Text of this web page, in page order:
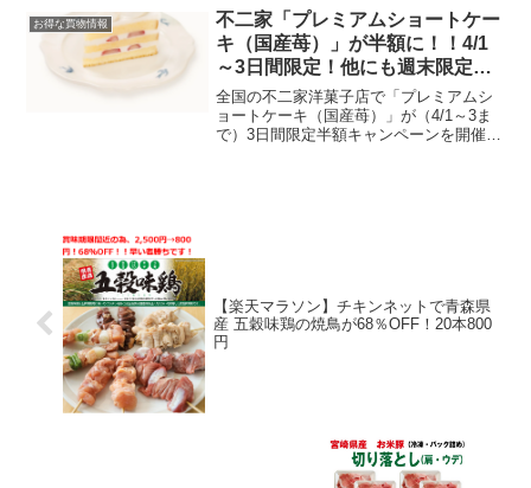
成分と、ヒアルロン酸、コラーゲンなど7
種の機能成...
お得な買物情報
不二家「プレミアムショートケー
キ（国産苺）」が半額に！！4/1
～3日間限定！他にも週末限定価
格のケーキも
全国の不二家洋菓子店で「プレミアムシ
ョートケーキ（国産苺）」が（4/1～3ま
で）3日間限定半額キャンペーンを開催し
【楽天マラソン】チキンネットで青森県
産 五穀味鶏の焼鳥が68％OFF！20本800
円